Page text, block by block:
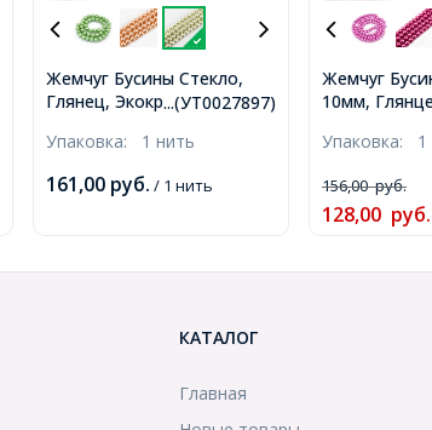
...(УТ0027897)
Жемчуг Бусины Стекло,
Глянец, Экокраска, на нити
Круглые, Шампань,
Диаметр: 10мм, Отв. 1мм,
ок. 40шт/40см/нить
Упаковка: 1 нить
161,00 руб. / 1 нить
Жемчуг
10мм,
Отв-тие
(УТ0027916)
Упаковка: 1
156,00руб.
128,00 руб.
КАТАЛОГ
Главная